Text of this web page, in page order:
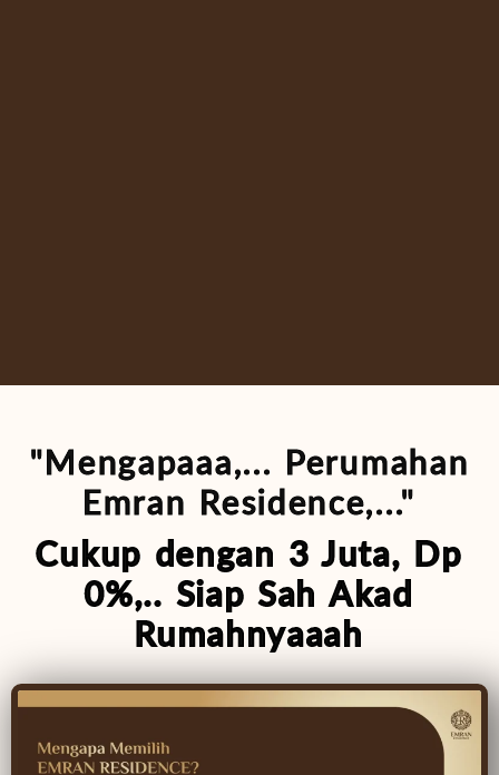
"Mengapaaa,... Perumahan
Emran Residence,..."
Cukup dengan 3 Juta, Dp
0%,.. Siap Sah Akad
Rumahnyaaah